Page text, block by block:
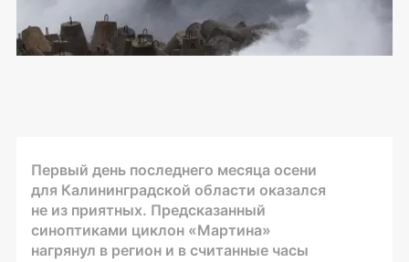
Первый день последнего месяца осени
для Калининградской области оказался
не из приятных. Предсказанный
синоптиками циклон «Мартина»
нагрянул в регион и в считанные часы